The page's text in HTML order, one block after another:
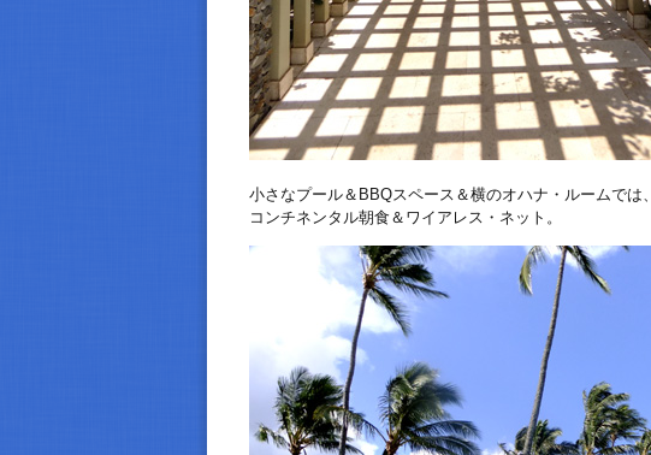
小さなプール＆BBQスペース＆横のオハナ・ルームでは、
コンチネンタル朝食＆ワイアレス・ネット。